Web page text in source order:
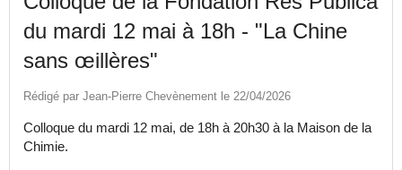
du mardi 12 mai à 18h - "La Chine
sans œillères"
Rédigé par Jean-Pierre Chevènement le 22/04/2026
Colloque du mardi 12 mai, de 18h à 20h30 à la Maison de la
Chimie.